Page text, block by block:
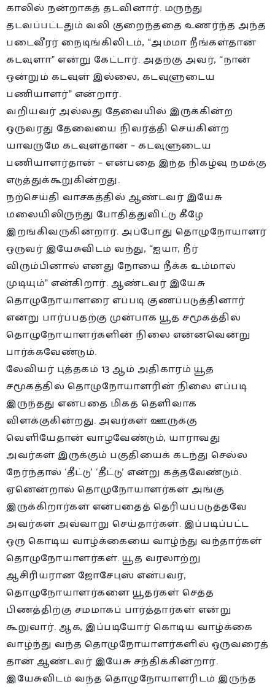
காலில் நன்றாகத் தடவினார். மருந்து
தடவப்பட்டதும் வலி குறைந்ததை உணர்ந்த அந்த
படைவீரர் நைடிங்கிலிடம், “அம்மா நீங்கள்தான்
கடவுளா” என்று கேட்டார். அதற்கு அவர், “நான்
ஒன்றும் கடவுள் இல்லை, கடவுளுடைய
பணியாளர்” என்றார்.
வறியவர் அல்லது தேவையில் இருக்கின்ற
ஒருவரது தேவையை நிவர்த்தி செய்கின்ற
யாவருமே கடவுள்தான் – கடவுளுடைய
பணியாளர்தான் – என்பதை இந்த நிகழ்வு நமக்கு
எடுத்துக்கூறுகின்றது.
நற்செய்தி வாசகத்தில் ஆண்டவர் இயேசு
மலையிலிருந்து போதித்துவிட்டு கீழே
இறங்கிவருகின்றார். அப்போது தொழுநோயாளர்
ஒருவர் இயேசுவிடம் வந்து, “ஐயா, நீர்
விரும்பினால் எனது நோயை நீக்க உம்மால்
முடியும்” என்கிறார். ஆண்டவர் இயேசு
தொழுநோயாளரை எப்படி குணப்படுத்தினார்
என்று பார்ப்பதற்கு முன்பாக யூத சமூகத்தில்
தொழுநோயாளர்களின் நிலை என்னவென்று
பார்க்கவேண்டும்.
லேவியர் புத்தகம் 13 ஆம் அதிகாரம் யூத
சமூகத்தில் தொழுநோயாளரின் நிலை எப்படி
இருந்தது என்பதை மிகத் தெளிவாக
விளக்குகின்றது. அவர்கள் ஊருக்கு
வெளியேதான் வாழவேண்டும், யாராவது
அவர்கள் இருக்கும் பகுதியைக் கடந்து செல்ல
நேர்ந்தால் ‘தீட்டு’ ‘தீட்டு’ என்று கத்தவேண்டும்.
ஏனென்றால் தொழுநோயாளர்கள் அங்கு
இருக்கிறார்கள் என்பதைத் தெரியப்படுத்தவே
அவர்கள் அவ்வாறு செய்தார்கள். இப்படிப்பட்ட
ஒரு கொடிய வாழ்க்கையை வாழ்ந்து வந்தார்கள்
தொழுநோயாளர்கள். யூத வரலாற்று
ஆசிரியரான ஜோசேபுஸ் என்பவர்,
தொழுநோயாளர்களை யூதர்கள் செத்த
பிணத்திற்கு சமமாகப் பார்த்தார்கள் என்று
கூறுவார். ஆக, இப்படியோர் கொடிய வாழ்க்கை
வாழ்ந்து வந்த தொழுநோயாளர்களில் ஒருவரைத்
தான் ஆண்டவர் இயேசு சந்திக்கின்றார்.
இயேசுவிடம் வந்த தொழுநோயாளரிடம் இருந்த